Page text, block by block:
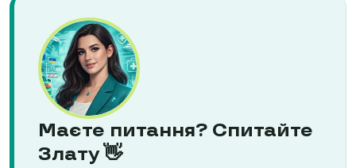
Маєте питання? Спитайте
Злату 👋